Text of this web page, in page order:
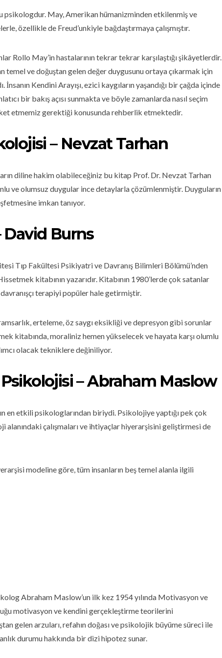
psikologdur. May, Amerikan hümanizminden etkilenmiş ve
özellikle de Freud’unkiyle bağdaştırmaya çalışmıştır.
Rollo May’in hastalarının tekrar tekrar karşılaştığı şikâyetlerdir.
temel ve doğuştan gelen değer duygusunu ortaya çıkarmak için
İnsanın Kendini Arayışı, ezici kaygıların yaşandığı bir çağda içinde
bir bakış açısı sunmakta ve böyle zamanlarda nasıl seçim
etmemiz gerektiği konusunda rehberlik etmektedir.
– Nevzat Tarhan
diline hakim olabileceğiniz bu kitap Prof. Dr. Nevzat Tarhan
ve olumsuz duygular ince detaylarla çözümlenmiştir. Duyguların
imkan tanıyor.
Burns
Tıp Fakültesi Psikiyatri ve Davranış Bilimleri Bölümü’nden
kitabının yazarıdır. Kitabının 1980’lerde çok satanlar
terapiyi popüler hale getirmiştir.
erteleme, öz saygı eksikliği ve depresyon gibi sorunlar
kitabında, moraliniz hemen yükselecek ve hayata karşı olumlu
olacak tekniklere değiniliyor.
– Abraham Maslow
en etkili psikologlarından biriydi. Psikolojiye yaptığı pek çok
alanındaki çalışmaları ve ihtiyaçlar hiyerarşisini geliştirmesi de
modeline göre, tüm insanların beş temel alanla ilgili
Abraham Maslow’un ilk kez 1954 yılında Motivasyon ve
motivasyon ve kendini gerçekleştirme teorilerini
gelen arzuları, refahın doğası ve psikolojik büyüme süreci ile
durumu hakkında bir dizi hipotez sunar.